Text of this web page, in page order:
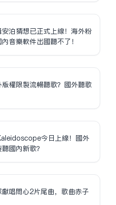
泊猜想已正式上線！海外粉
音樂軟件出國聽不了！
權限制流暢聽歌？國外聽歌
今日上線！國外
國內新歌？
唱問心2片尾曲，歌曲赤子